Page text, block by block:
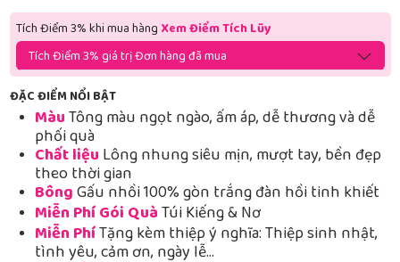
Tích Điểm 3% khi mua hàng Xem Điểm Tích Lũy
Tích Điểm 3% giá trị Đơn hàng đã mua
ĐẶC ĐIỂM NỔI BẬT
MàuTông màu ngọt ngào, ấm áp, dễ thương và dễ
phối quà
Chất liệu Lông nhung siêu mịn, mượt tay, bền đẹp
theo thời gian
BôngGấu nhồi 100% gòn trắng đàn hồi tinh khiết
Miễn Phí Gói QuàTúi Kiếng & Nơ
Miễn PhíTặng kèm thiệp ý nghĩa: Thiệp sinh nhật,
tình yêu, cảm ơn, ngày lễ…